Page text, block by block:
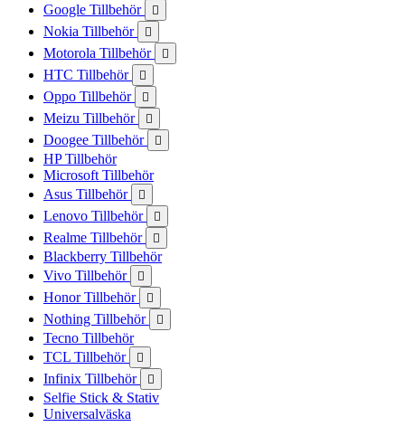
Google Tillbehör 
Nokia Tillbehör 
Motorola Tillbehör 
HTC Tillbehör 
Oppo Tillbehör 
Meizu Tillbehör 
Doogee Tillbehör 
HP Tillbehör
Microsoft Tillbehör
Asus Tillbehör

Lenovo Tillbehör 
Realme Tillbehör 
Blackberry Tillbehör
Vivo Tillbehör

Honor Tillbehör 
Nothing Tillbehör 
Tecno Tillbehör
TCL Tillbehör

Infinix Tillbehör 
Selfie Stick & Stativ
Universalväska